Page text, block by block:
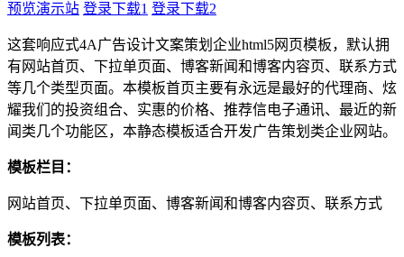
预览演示站 登录下载1 登录下载2
这套响应式4A广告设计文案策划企业html5网页模板，默认拥
有网站首页、下拉单页面、博客新闻和博客内容页、联系方式
等几个类型页面。本模板首页主要有永远是最好的代理商、炫
耀我们的投资组合、实惠的价格、推荐信电子通讯、最近的新
闻类几个功能区，本静态模板适合开发广告策划类企业网站。
模板栏目：
网站首页、下拉单页面、博客新闻和博客内容页、联系方式
模板列表：